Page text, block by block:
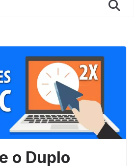
o Duplo